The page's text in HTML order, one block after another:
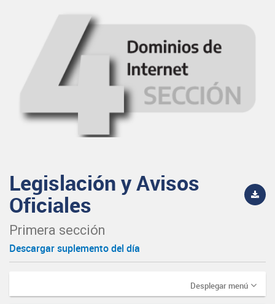
Legislación y Avisos
Oficiales
Primera sección
Descargar suplemento del día
Desplegar menú